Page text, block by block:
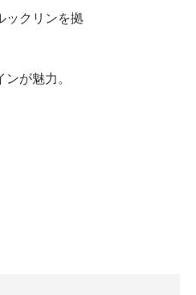
ックリンを拠
が魅力。